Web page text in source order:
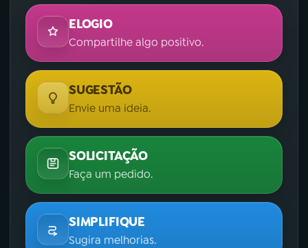
ELOGIO
Compartilhe algo positivo.
SUGESTÃO
Envie uma ideia.
SOLICITAÇÃO
Faça um pedido.
SIMPLIFIQUE
Sugira melhorias.